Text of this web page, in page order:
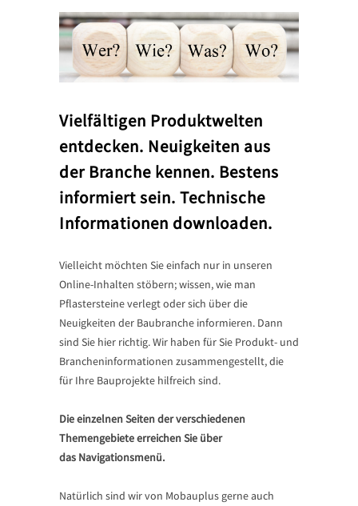
Vielfältigen Produktwelten
entdecken. Neuigkeiten aus
der Branche kennen. Bestens
informiert sein. Technische
Informationen downloaden.
Vielleicht möchten Sie einfach nur in unseren
Online-Inhalten stöbern; wissen, wie man
Pflastersteine verlegt oder sich über die
Neuigkeiten der Baubranche informieren. Dann
sind Sie hier richtig. Wir haben für Sie Produkt- und
Brancheninformationen zusammengestellt, die
für Ihre Bauprojekte hilfreich sind.
Die einzelnen Seiten der verschiedenen
Themengebiete erreichen Sie über
das Navigationsmenü.
Natürlich sind wir von Mobauplus gerne auch